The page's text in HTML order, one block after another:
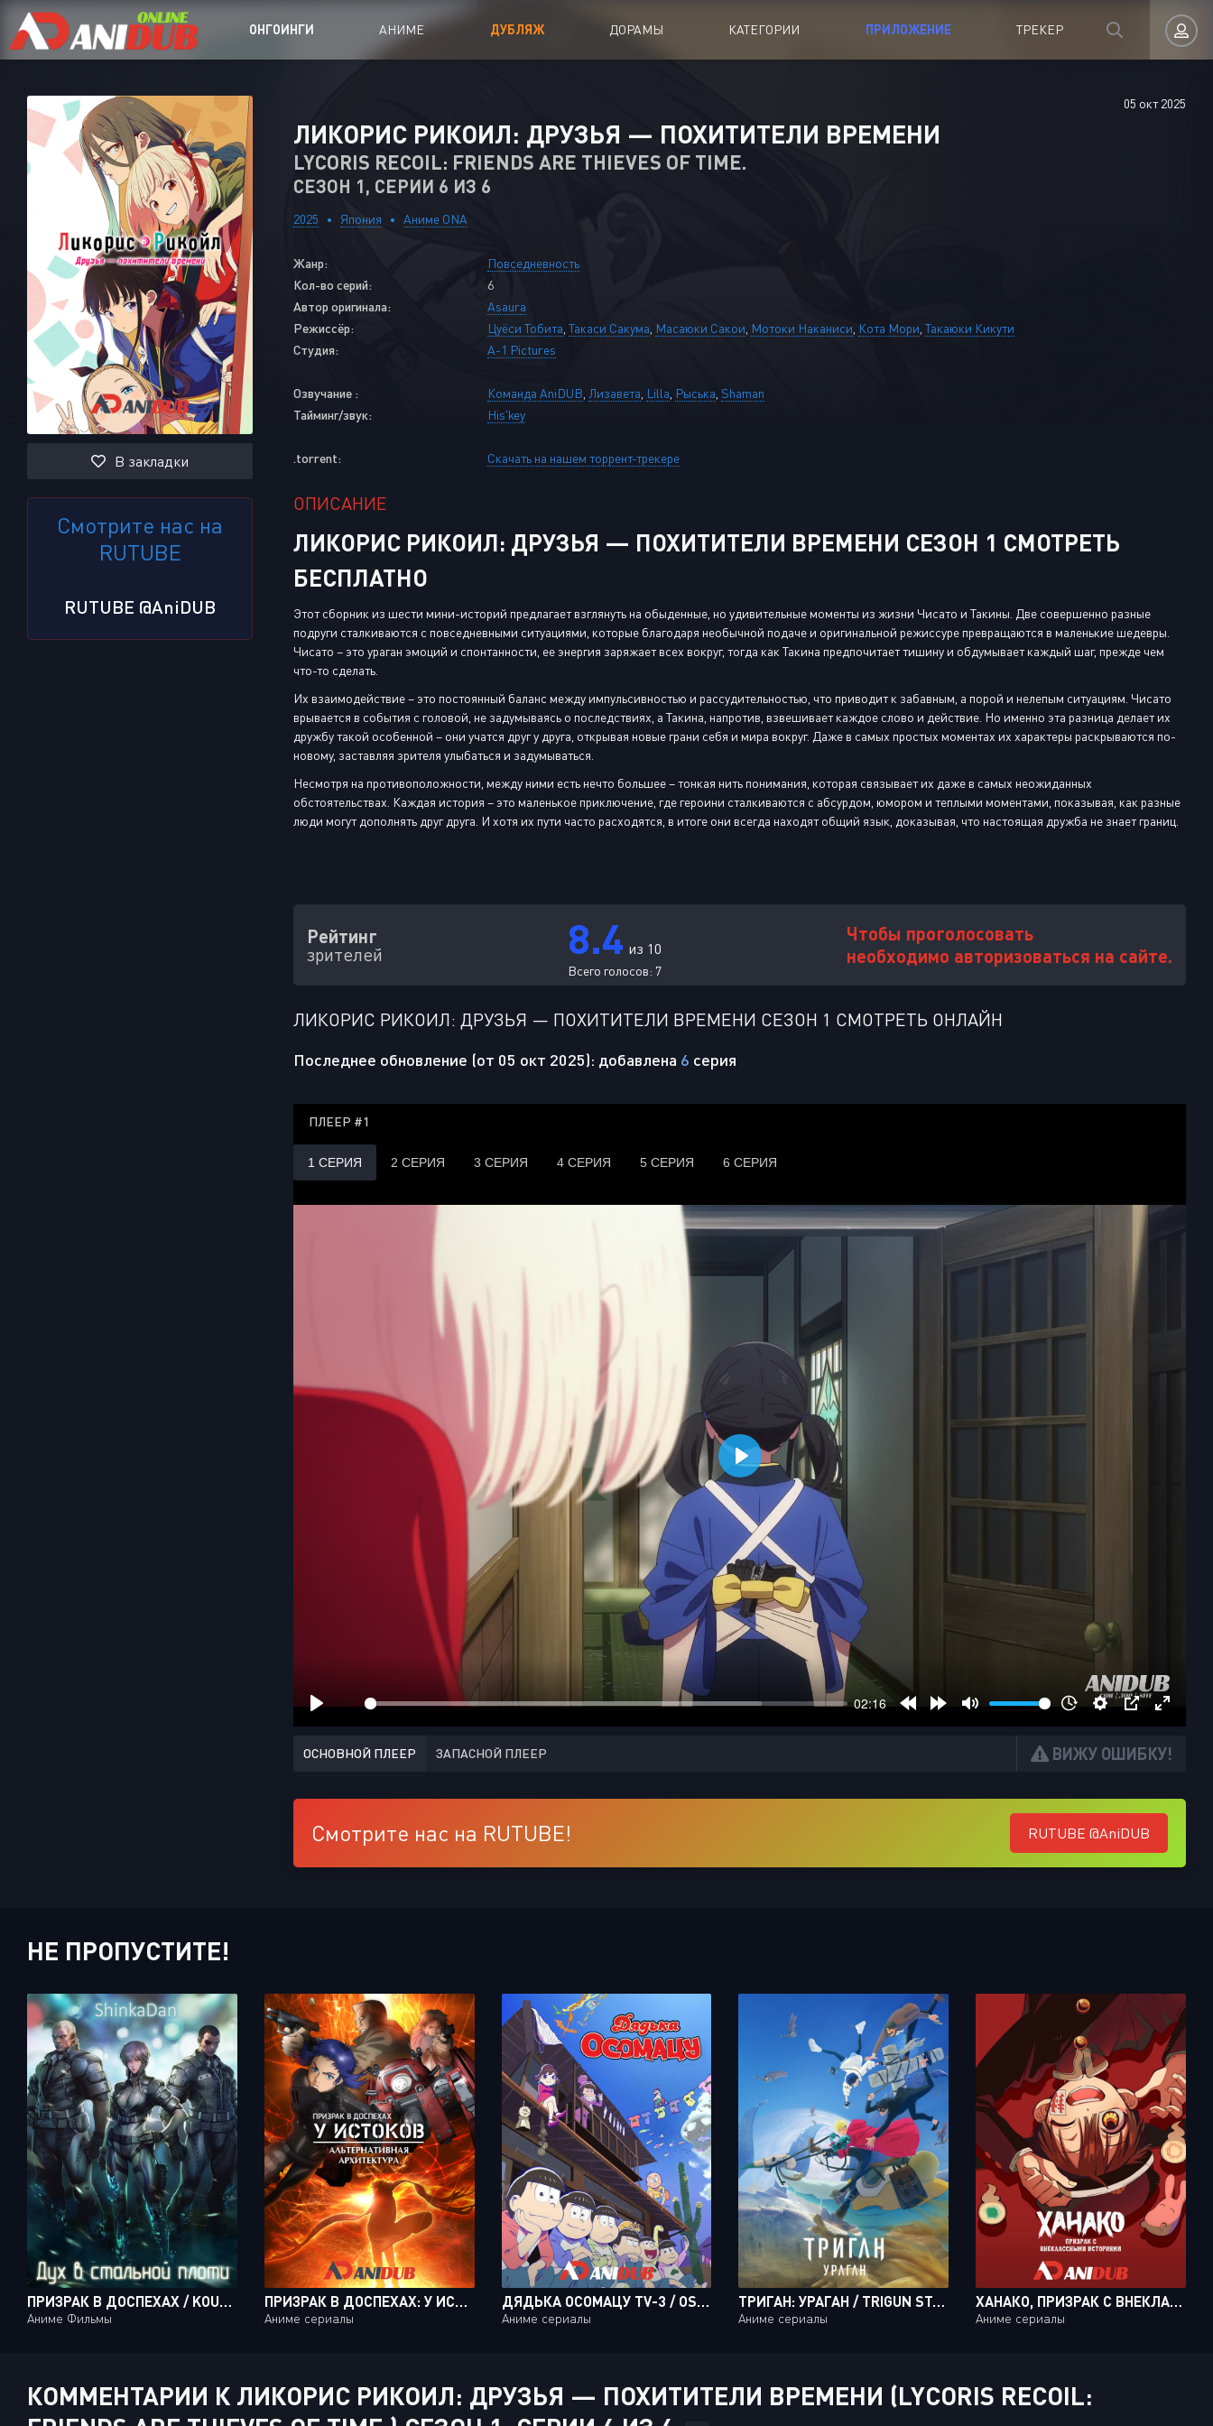
ОНГОИНГИ АНИМЕ ДУБЛЯЖ ДОРАМЫ КАТЕГОРИИ
Аниме сериалы
Аниме Ongoing
Аниме OVA
Аниме ONA
Аниме Фильмы
Азиатские фильмы
ПРИЛОЖЕНИЕ ТРЕКЕР
Авторизация
ВОЙТИ НА САЙТ
В закладки
Смотрите нас на
RUTUBE
RUTUBE @AniDUB
05 окт 2025
ЛИКОРИС РИКОИЛ: ДРУЗЬЯ — ПОХИТИТЕЛИ ВРЕМЕНИ
LYCORIS RECOIL: FRIENDS ARE THIEVES OF TIME.
СЕЗОН 1, СЕРИИ 6 ИЗ 6
2025 Япония Аниме ONA
Жанр:
Повседневность
Кол-во серий:
6
Автор оригинала:
Asaura
Режиссёр:
Цуёси Тобита Такаси Сакума Масаюки Сакои Мотоки Наканиси Кота Мори Такаюки Кикути
Студия:
A-1 Pictures
Озвучание : Команда AniDUB Лизавета Lilla Рыська Shaman
Тайминг/звук:
His'key
.torrent: Скачать на нашем торрент-трекере
ОПИСАНИЕ
ЛИКОРИС РИКОИЛ: ДРУЗЬЯ — ПОХИТИТЕЛИ ВРЕМЕНИ СЕЗОН 1 СМОТРЕТЬ
БЕСПЛАТНО
Этот сборник из шести мини-историй предлагает взглянуть на обыденные, но удивительные моменты из жизни Чисато и Такины. Две совершенно разные
подруги сталкиваются с повседневными ситуациями, которые благодаря необычной подаче и оригинальной режиссуре превращаются в маленькие шедевры.
Чисато – это ураган эмоций и спонтанности, ее энергия заряжает всех вокруг, тогда как Такина предпочитает тишину и обдумывает каждый шаг, прежде чем
что-то сделать.
Их взаимодействие – это постоянный баланс между импульсивностью и рассудительностью, что приводит к забавным, а порой и нелепым ситуациям. Чисато
врывается в события с головой, не задумываясь о последствиях, а Такина, напротив, взвешивает каждое слово и действие. Но именно эта разница делает их
дружбу такой особенной – они учатся друг у друга, открывая новые грани себя и мира вокруг. Даже в самых простых моментах их характеры раскрываются по-
новому, заставляя зрителя улыбаться и задумываться.
Несмотря на противоположности, между ними есть нечто большее – тонкая нить понимания, которая связывает их даже в самых неожиданных
обстоятельствах. Каждая история – это маленькое приключение, где героини сталкиваются с абсурдом, юмором и теплыми моментами, показывая, как разные
люди могут дополнять друг друга. И хотя их пути часто расходятся, в итоге они всегда находят общий язык, доказывая, что настоящая дружба не знает границ.
Рейтинг
зрителей 8.4 из 10
Всего голосов: 7
Чтобы проголосовать
необходимо авторизоваться на сайте.
ЛИКОРИС РИКОИЛ: ДРУЗЬЯ — ПОХИТИТЕЛИ ВРЕМЕНИ СЕЗОН 1 СМОТРЕТЬ ОНЛАЙН
Последнее обновление (от 05 окт 2025): добавлена 6 серия
ПЛЕЕР #1
ОСНОВНОЙ ПЛЕЕР ЗАПАСНОЙ ПЛЕЕР ВИЖУ ОШИБКУ!
Смотрите нас на RUTUBE! RUTUBE @AniDUB
НЕ ПРОПУСТИТЕ!
ПРИЗРАК В ДОСПЕХАХ / KOUKAKU KIDOUTAI [MOVIE]
Аниме Фильмы
ПРИЗРАК В ДОСПЕХАХ: У ИСТОКОВ - АЛЬТЕРНАТИВНАЯ АРХИТЕКТУРА / KOUKAKU KIDOUTAI ARISE: ALTERNATIVE ARCHITECTURE [10 ИЗ 10]
Аниме сериалы
ДЯДЬКА ОСОМАЦУ TV-3 / OSOMATSU-SAN TV-3 [25 ИЗ 25]
Аниме сериалы
ТРИГАН: УРАГАН / TRIGUN STAMPEDE [12 ИЗ 12]
Аниме сериалы
ХАНАКО, ПРИЗРАК С ВНЕКЛАССНЫМИ ИСТОРИЯМИ. ЧАСТЬ 2 / HOUKAGO SHOUNEN HANAKO-KUN PART 2 [04 ИЗ 04]
Аниме сериалы
КОММЕНТАРИИ К ЛИКОРИС РИКОИЛ: ДРУЗЬЯ — ПОХИТИТЕЛИ ВРЕМЕНИ (LYCORIS RECOIL: